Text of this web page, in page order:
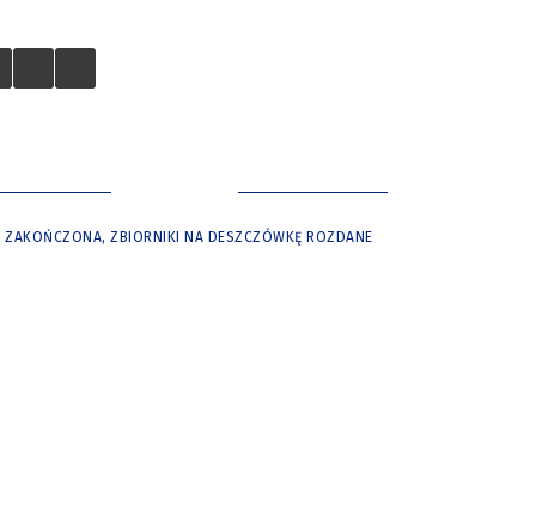
ZBIORNIKI NA DESZCZÓWKĘ ROZDANE